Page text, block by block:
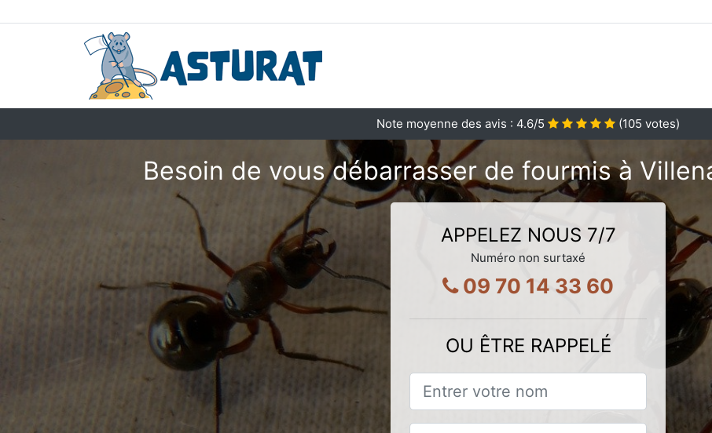
Note moyenne des avis : 4.6/5 (105 votes)
Besoin de vous débarrasser de fourmis à
APPELEZ NOUS 7/7
Numéro non surtaxé
09 70 14 33 60
OU ÊTRE RAPPELÉ